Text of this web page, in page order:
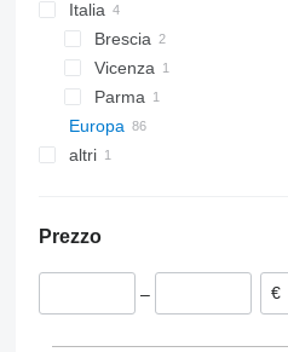
Italia
Brescia
Vicenza
Parma
Europa
Spagna
Barcelona
Portogallo
altri
Prezzo
–